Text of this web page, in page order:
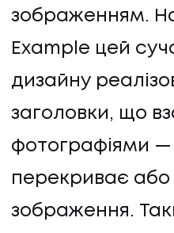
зображенням. На
Example цей
дизайну
заголовки, що
фотографіями —
перекриває
зображення.